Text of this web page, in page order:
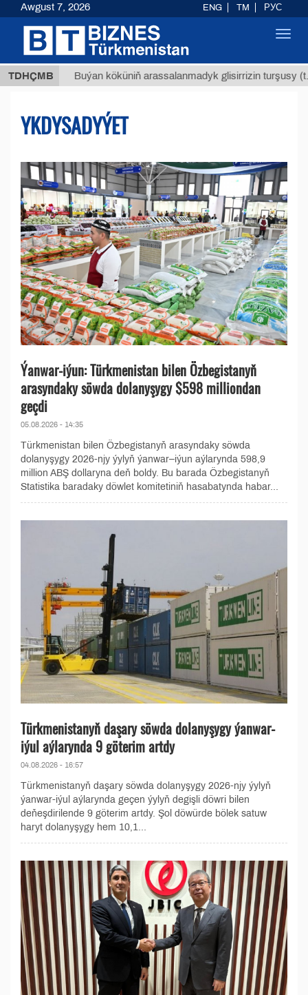
TDHÇMB
Buýan köküniň arassalanmadyk glisirrizin turşusy (t.)
YKDYSADYÝET
Ýanwar-iýun: Türkmenistan bilen Özbegistanyň
arasyndaky söwda dolanyşygy $598 milliondan
geçdi
05.08.2026 - 14:35
Türkmenistan bilen Özbegistanyň arasyndaky söwda
dolanyşygy 2026-njy ýylyň ýanwar–iýun aýlarynda 598,9
million ABŞ dollaryna deň boldy. Bu barada Özbegistanyň
Statistika baradaky döwlet komitetiniň hasabatynda habar...
Türkmenistanyň daşary söwda dolanyşygy ýanwar-
iýul aýlarynda 9 göterim artdy
04.08.2026 - 16:57
Türkmenistanyň daşary söwda dolanyşygy 2026-njy ýylyň
ýanwar-iýul aýlarynda geçen ýylyň degişli döwri bilen
deňeşdirilende 9 göterim artdy. Şol döwürde bölek satuw
haryt dolanyşygy hem 10,1...
Awgust 7, 2026 ENG TM РУС